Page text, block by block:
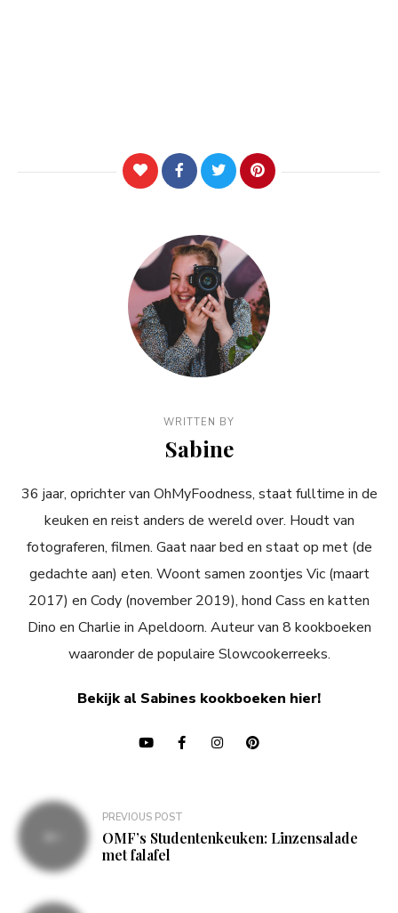
WRITTEN BY
Sabine
36 jaar, oprichter van OhMyFoodness, staat fulltime in de
keuken en reist anders de wereld over. Houdt van
fotograferen, filmen. Gaat naar bed en staat op met (de
gedachte aan) eten. Woont samen zoontjes Vic (maart
2017) en Cody (november 2019), hond Cass en katten
Dino en Charlie in Apeldoorn. Auteur van 8 kookboeken
waaronder de populaire Slowcookerreeks.
Bekijk al Sabines kookboeken hier!
Bericht
navigatie
PREVIOUS POST
OMF’s Studentenkeuken: Linzensalade
met falafel